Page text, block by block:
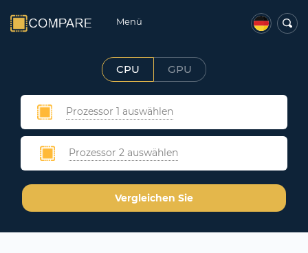
Menü
CPU GPU
Prozessor 1 auswählen
Prozessor 2 auswählen
Vergleichen Sie